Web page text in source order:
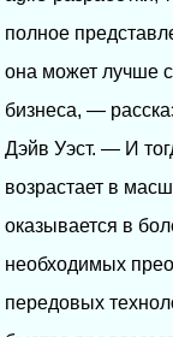
полное
она может лучше
бизнеса, —
Дэйв Уэст. — И
возрастает в
оказывается в
необходимых
передовых